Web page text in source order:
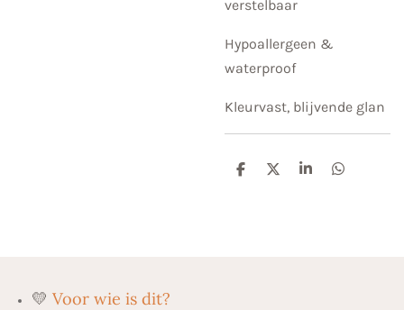
verstelbaar
Hypoallergeen &
waterproof
Kleurvast, blijvende glan
D
D
S
D
💛 Voor wie is dit?